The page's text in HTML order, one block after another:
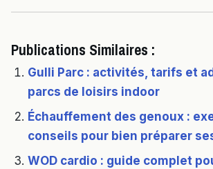
Publications Similaires :
Gulli Parc : activités, tarifs et
parcs de loisirs indoor
Échauffement des genoux :
conseils pour bien préparer
WOD cardio : guide complet